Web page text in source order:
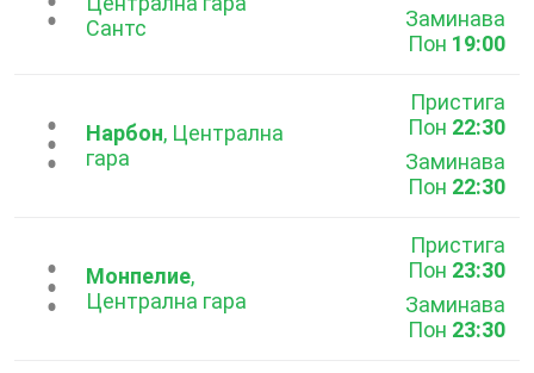
Сантс
Заминава
Пон 19:00
...Нарбон, Централна
гара
Пристига
Пон 22:30
Заминава
Пон 22:30
...Монпелие,
Централна гара
Пристига
Пон 23:30
Заминава
Пон 23:30